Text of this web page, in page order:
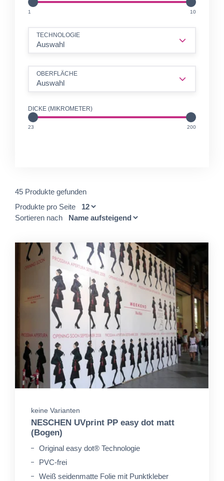
1 10JHR
TECHNOLOGIE
Auswahl
OBERFLÄCHE
Auswahl
DICKE (MIKROMETER)
23 200unit
45 Produkte gefunden
Produkte pro Seite
Sortieren nach
keine Varianten
NESCHEN UVprint PP easy dot matt
(Bogen)
Original easy dot® Technologie
PVC-frei
Weiß seidenmatte Folie mit Punktkleber